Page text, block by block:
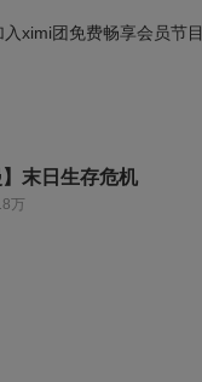
ximi团免费畅享会员节目
】末日生存危机
万